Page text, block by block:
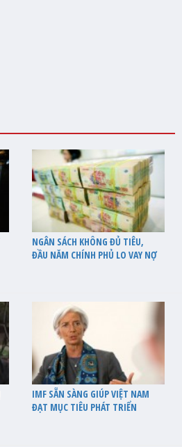
NGÂN SÁCH KHÔNG ĐỦ TIÊU,
ĐẦU NĂM CHÍNH PHỦ LO VAY NỢ
IMF SẴN SÀNG GIÚP VIỆT NAM
ĐẠT MỤC TIÊU PHÁT TRIỂN